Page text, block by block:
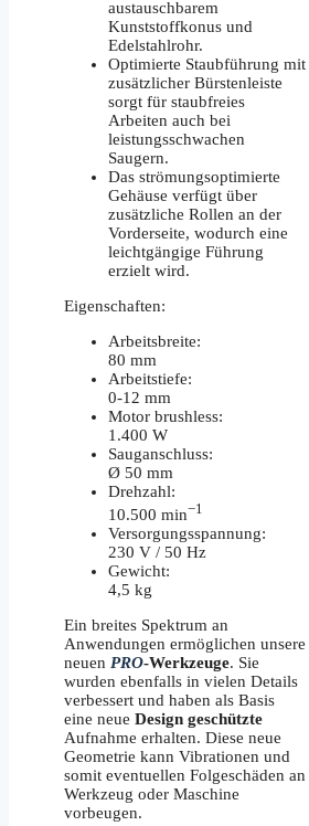
austauschbarem
Kunststoffkonus und
Edelstahlrohr.
Optimierte Staubführung mit
zusätzlicher Bürstenleiste
sorgt für staubfreies
Arbeiten auch bei
leistungsschwachen
Saugern.
Das strömungsoptimierte
Gehäuse verfügt über
zusätzliche Rollen an der
Vorderseite, wodurch eine
leichtgängige Führung
erzielt wird.
Eigenschaften:
Arbeitsbreite:
80 mm
Arbeitstiefe:
0-12 mm
Motor brushless:
1.400 W
Sauganschluss:
Ø 50 mm
Drehzahl:
10.500 min−1
Versorgungsspannung:
230 V / 50 Hz
Gewicht:
4,5 kg
Ein breites Spektrum an
Anwendungen ermöglichen unsere
neuen PRO-Werkzeuge. Sie
wurden ebenfalls in vielen Details
verbessert und haben als Basis
eine neue Design geschützte
Aufnahme erhalten. Diese neue
Geometrie kann Vibrationen und
somit eventuellen Folgeschäden an
Werkzeug oder Maschine
vorbeugen.